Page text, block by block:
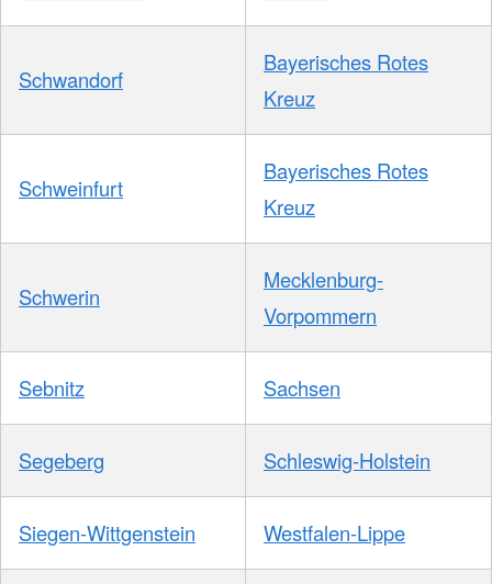
Schwandorf
Bayerisches Rotes
Kreuz
Schweinfurt
Bayerisches Rotes
Kreuz
Schwerin
Mecklenburg-
Vorpommern
Sebnitz Sachsen
Segeberg Schleswig-Holstein
Siegen-Wittgenstein Westfalen-Lippe